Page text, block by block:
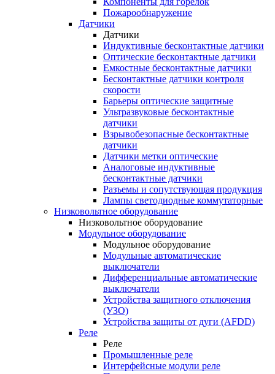
Пожарообнаружение
Датчики
Датчики
Индуктивные бесконтактные датчики
Оптические бесконтактные датчики
Емкостные бесконтактные датчики
Бесконтактные датчики контроля
скорости
Барьеры оптические защитные
Ультразвуковые бесконтактные
датчики
Взрывобезопасные бесконтактные
датчики
Датчики метки оптические
Аналоговые индуктивные
бесконтактные датчики
Разъемы и сопутствующая продукция
Лампы светодиодные коммутаторные
Низковольтное оборудование
Низковольтное оборудование
Модульное оборудование
Модульное оборудование
Модульные автоматические
выключатели
Дифференциальные автоматические
выключатели
Устройства защитного отключения
(УЗО)
Устройства защиты от дуги (AFDD)
Реле
Реле
Промышленные реле
Интерфейсные модули реле